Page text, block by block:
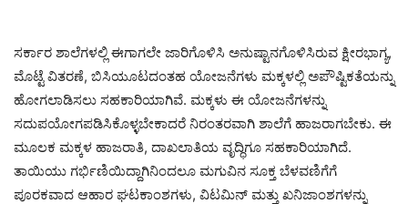
ಸರ್ಕಾರ ಶಾಲೆಗಳಲ್ಲಿ ಈಗಾಗಲೇ ಜಾರಿಗೊಳಿಸಿ ಅನುಷ್ಟಾನಗೊಳಿಸಿರುವ ಕ್ಷೀರಭಾಗ್ಯ,
ಮೊಟ್ಟೆ ವಿತರಣೆ, ಬಿಸಿಯೂಟದಂತಹ ಯೋಜನೆಗಳು ಮಕ್ಕಳಲ್ಲಿ ಅಪೌಷ್ಟಿಕತೆಯನ್ನು
ಹೋಗಲಾಡಿಸಲು ಸಹಕಾರಿಯಾಗಿವೆ. ಮಕ್ಕಳು ಈ ಯೋಜನೆಗಳನ್ನು
ಸದುಪಯೋಗಪಡಿಸಿಕೊಳ್ಳಬೇಕಾದರೆ ನಿರಂತರವಾಗಿ ಶಾಲೆಗೆ ಹಾಜರಾಗಬೇಕು. ಈ
ಮೂಲಕ ಮಕ್ಕಳ ಹಾಜರಾತಿ, ದಾಖಲಾತಿಯ ವೃದ್ಧಿಗೂ ಸಹಕಾರಿಯಾಗಿದೆ.
ತಾಯಿಯು ಗರ್ಭಿಣಿಯಿದ್ದಾಗಿನಿಂದಲೂ ಮಗುವಿನ ಸೂಕ್ತ ಬೆಳವಣಿಗೆಗೆ
ಪೂರಕವಾದ ಆಹಾರ ಘಟಕಾಂಶಗಳು, ವಿಟಮಿನ್ ಮತ್ತು ಖನಿಜಾಂಶಗಳನ್ನು